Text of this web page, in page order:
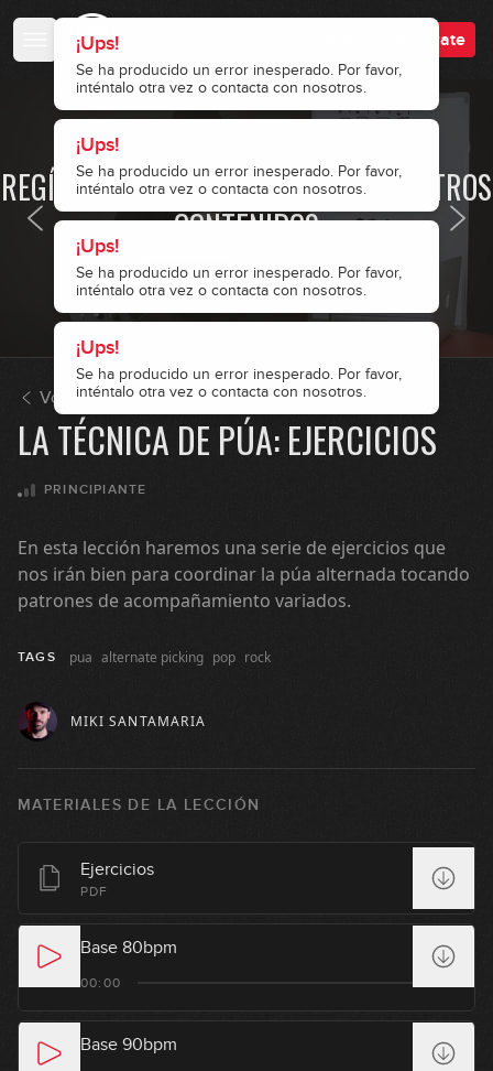
¡Ups!
Se ha producido un error inesperado. Por favor,
inténtalo otra vez o contacta con nosotros.
¡Ups!
Se ha producido un error inesperado. Por favor,
inténtalo otra vez o contacta con nosotros.
¡Ups!
Se ha producido un error inesperado. Por favor,
inténtalo otra vez o contacta con nosotros.
¡Ups!
Se ha producido un error inesperado. Por favor,
inténtalo otra vez o contacta con nosotros.
Regístrate
REGÍSTRATE Y ACCEDE A TODOS NUESTROS
CONTENIDOS
Accede Regístrate
Volver a Fundamentos del bajo 2
LA TÉCNICA DE PÚA: EJERCICIOS
PRINCIPIANTE
En esta lección haremos una serie de ejercicios que
nos irán bien para coordinar la púa alternada tocando
patrones de acompañamiento variados.
TAGS pua alternate picking pop rock
MIKI SANTAMARIA
MATERIALES DE LA LECCIÓN
Ejercicios
PDF
Base 80bpm
00:00
Base 90bpm
1
17:21
El sonido en el bajo eléctrico
GRATIS
2
Cómo limpiar el sonido (Parte 1)